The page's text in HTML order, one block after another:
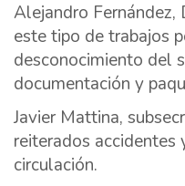
Alejandro Fernández,
este tipo de trabajos
desconocimiento del
documentación y
Javier Mattina,
reiterados
circulación.